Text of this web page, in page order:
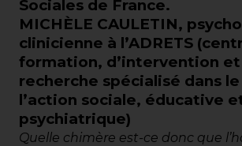
Sociales de France.
MICHÈLE CAULETIN,
clinicienne à l’ADRETS
formation, d’intervention
recherche spécialisé dans
l’action sociale, éducative
psychiatrique)
Quelle chimère est-ce donc que